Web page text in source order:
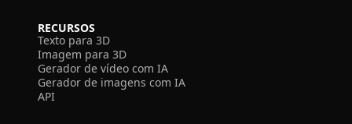
RECURSOS
Texto para 3D
Imagem para 3D
Gerador de vídeo com IA
Gerador de imagens com IA
API